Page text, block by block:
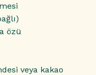
özü
veya kakao